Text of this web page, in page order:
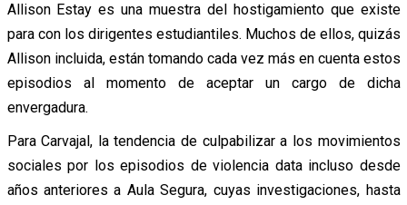
Allison Estay es una muestra del hostigamiento que existe
para con los dirigentes estudiantiles. Muchos de ellos, quizás
Allison incluida, están tomando cada vez más en cuenta estos
episodios al momento de aceptar un cargo de dicha
envergadura.
Para Carvajal, la tendencia de culpabilizar a los movimientos
sociales por los episodios de violencia data incluso desde
años anteriores a Aula Segura, cuyas investigaciones, hasta